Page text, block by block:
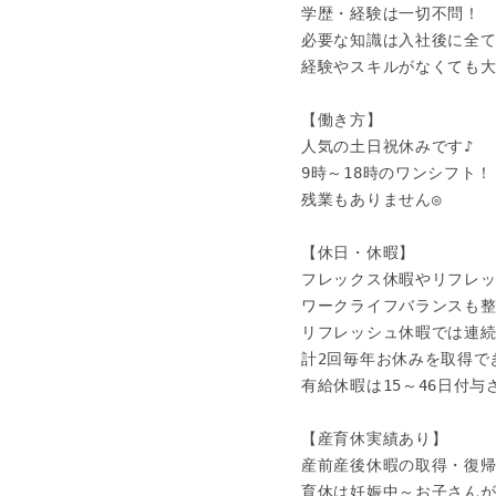
学歴・経験は一切不問！
必要な知識は入社後に全
経験やスキルがなくても
【働き方】
人気の土日祝休みです♪
9時～18時のワンシフト！
残業もありません◎
【休日・休暇】
フレックス休暇やリフレ
ワークライフバランスも
リフレッシュ休暇では連
計2回毎年お休みを取得で
有給休暇は15～46日付与
【産育休実績あり】
産前産後休暇の取得・復
育休は妊娠中～お子さん